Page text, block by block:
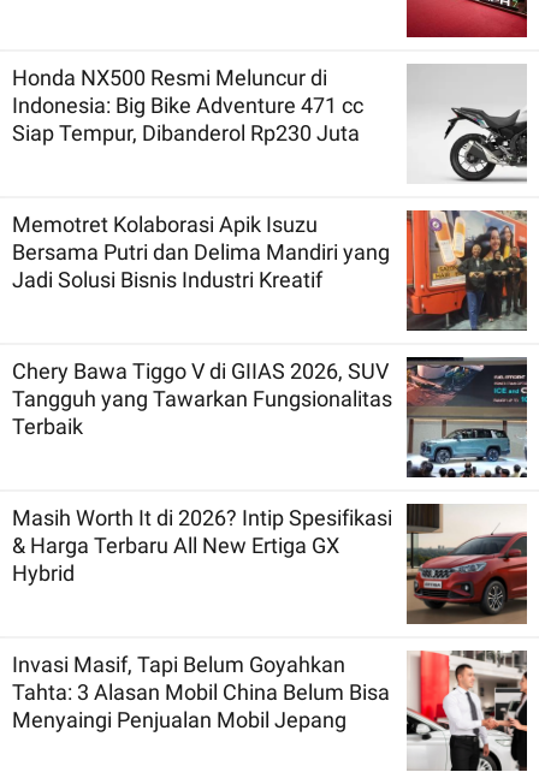
Honda NX500 Resmi Meluncur di
Indonesia: Big Bike Adventure 471 cc
Siap Tempur, Dibanderol Rp230 Juta
Memotret Kolaborasi Apik Isuzu
Bersama Putri dan Delima Mandiri yang
Jadi Solusi Bisnis Industri Kreatif
Chery Bawa Tiggo V di GIIAS 2026, SUV
Tangguh yang Tawarkan Fungsionalitas
Terbaik
Masih Worth It di 2026? Intip Spesifikasi
& Harga Terbaru All New Ertiga GX
Hybrid
Invasi Masif, Tapi Belum Goyahkan
Tahta: 3 Alasan Mobil China Belum Bisa
Menyaingi Penjualan Mobil Jepang